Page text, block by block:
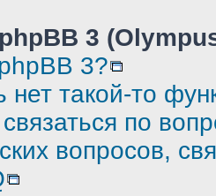
3
3?
нет такой-то
по
вопросов,